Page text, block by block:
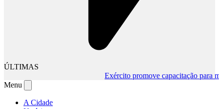
ÚLTIMAS
Exército promove capacitação para
Menu
A Cidade